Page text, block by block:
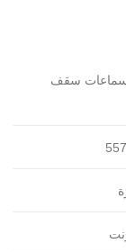
مكبرات صوت للسقف بالكويت 55704662 سماعات سقف